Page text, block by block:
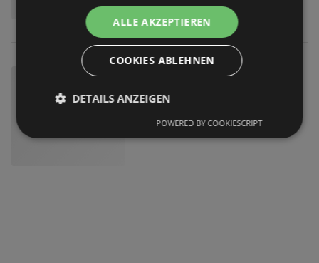
ALLE AKZEPTIEREN
COOKIES ABLEHNEN
DETAILS ANZEIGEN
POWERED BY COOKIESCRIPT